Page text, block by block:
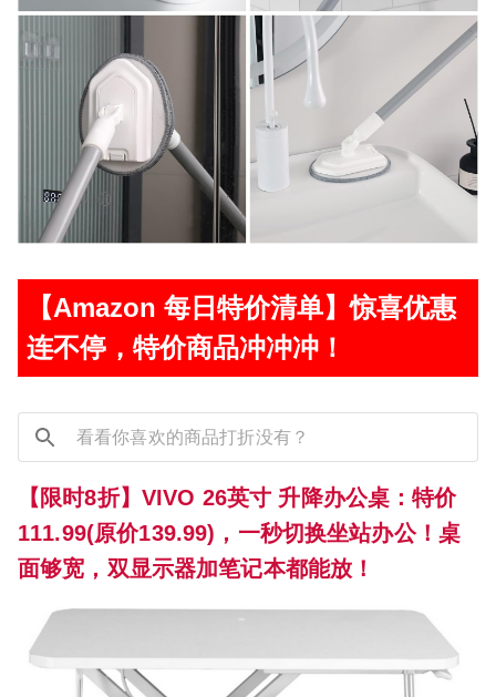
【Amazon 每日特价清单】惊喜优惠
连不停，特价商品冲冲冲！
【限时8折】VIVO 26英寸 升降办公桌：特价
111.99(原价139.99)，一秒切换坐站办公！桌
面够宽，双显示器加笔记本都能放！